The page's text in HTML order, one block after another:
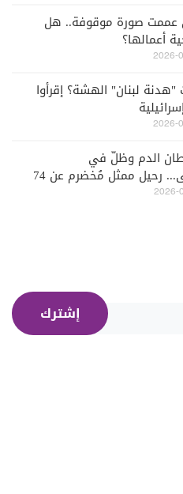
عممت صورة موقوفة.. هل
أعمالها؟
لبنان" الهشة؟ إقرأوا
الدم وظلّ في
المستشفى... رحيل ممثل مُخضرم عن 74
إشترك